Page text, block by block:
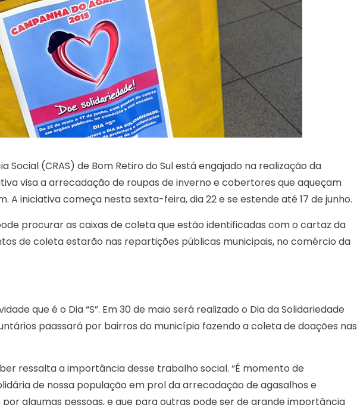
Social (CRAS) de Bom Retiro do Sul está engajado na realização da
visa a arrecadação de roupas de inverno e cobertores que aqueçam
A iniciativa começa nesta sexta-feira, dia 22 e se estende até 17 de junho.
procurar as caixas de coleta que estão identificadas com o cartaz da
de coleta estarão nas repartições públicas municipais, no comércio da
que é o Dia “S”. Em 30 de maio será realizado o Dia da Solidariedade
paassará por bairros do município fazendo a coleta de doações nas
ressalta a importância desse trabalho social. “É momento de
de nossa população em prol da arrecadação de agasalhos e
algumas pessoas, e que para outras pode ser de grande importância